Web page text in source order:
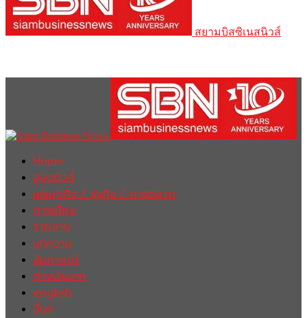
สยามบิสซิเนสนิวส์
Home
ฮอตนิวส์
เศรษฐกิจ / ธุรกิจ / การตลาด
การเมือง
รายงาน
บทความ
สัมภาษณ์
ต่างประเทศ
english
อื่นๆ